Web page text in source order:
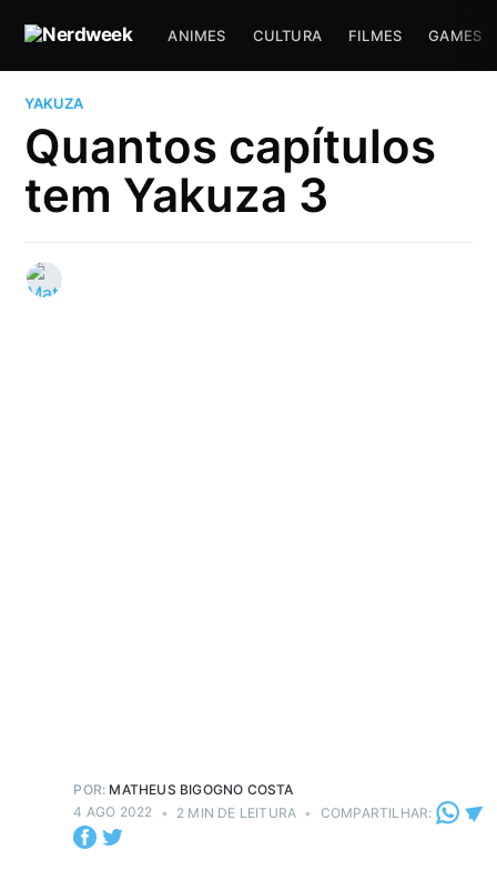
ANIMES CULTURA FILMES GAMES
YAKUZA
Quantos capítulos
tem Yakuza 3
POR: MATHEUS BIGOGNO COSTA
4 AGO 2022 • 2 MIN DE LEITURA • COMPARTILHAR: